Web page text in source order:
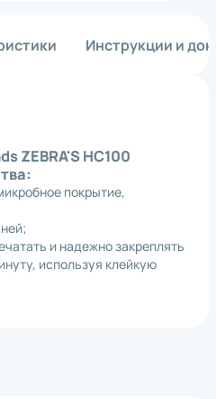
Инструкции и
ZEBRA'S HC100
покрытие,
и надежно закреплять
используя клейкую
изготовлены из
полосах пациента